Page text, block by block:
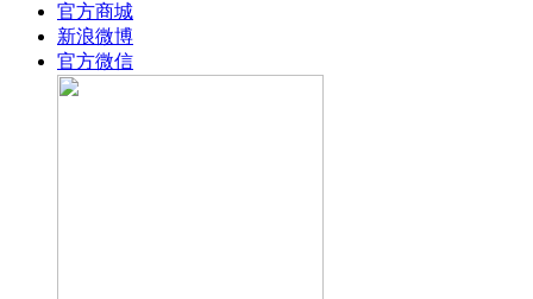
官方商城
新浪微博
官方微信